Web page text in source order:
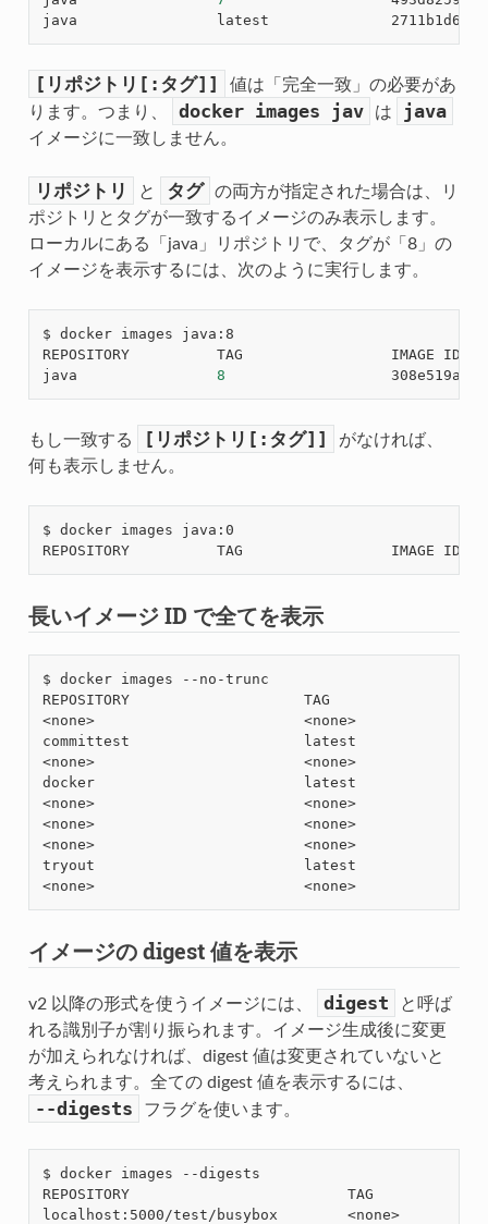
java                latest
[リポジトリ[:タグ]]
値は「完全一致」の必要があ
ります。つまり、
docker images jav は java
イメージに一致しません。
リポジトリ と タグ
の両方が指定された場合は、リ
ポジトリとタグが一致するイメージのみ表示します。
ローカルにある「java」リポジトリで、タグが「8」の
イメージを表示するには、次のように実行します。
$ docker images java:8
REPOSITORY          TAG                 IMAGE
java 8
もし一致する [リポジトリ[:タグ]]
がなければ、
何も表示しません。
$ docker images java:0
長いイメージ ID で全てを表示
$ docker images --no-trunc
REPOSITORY                    TAG
<none>                        <none>
committest                    latest
<none>                        <none>
docker                        latest
<none>                        <none>
<none>                        <none>
<none>                        <none>
tryout                        latest
<none>                        <none>
イメージの digest 値を表示
v2 以降の形式を使うイメージには、 digest
と呼ば
れる識別子が割り振られます。イメージ生成後に変更
が加えられなければ、digest 値は変更されていないと
考えられます。全ての digest 値を表示するには、
--digests フラグを使います。
$ docker images --digests
REPOSITORY                         TAG
localhost:5000/test/busybox        <none>